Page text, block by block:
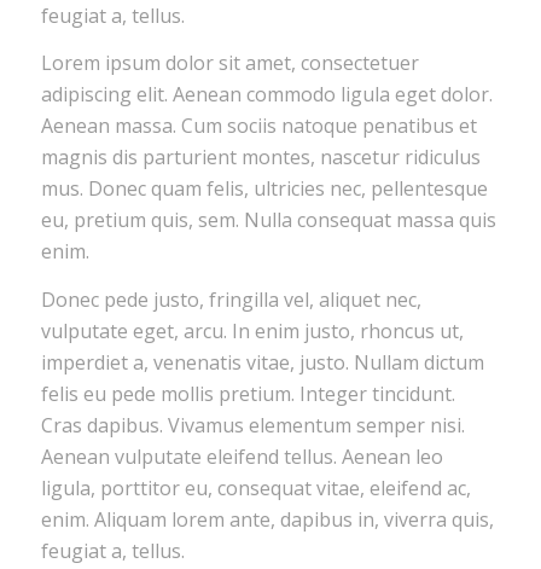
feugiat a, tellus.
Lorem ipsum dolor sit amet, consectetuer
adipiscing elit. Aenean commodo ligula eget dolor.
Aenean massa. Cum sociis natoque penatibus et
magnis dis parturient montes, nascetur ridiculus
mus. Donec quam felis, ultricies nec, pellentesque
eu, pretium quis, sem. Nulla consequat massa quis
enim.
Donec pede justo, fringilla vel, aliquet nec,
vulputate eget, arcu. In enim justo, rhoncus ut,
imperdiet a, venenatis vitae, justo. Nullam dictum
felis eu pede mollis pretium. Integer tincidunt.
Cras dapibus. Vivamus elementum semper nisi.
Aenean vulputate eleifend tellus. Aenean leo
ligula, porttitor eu, consequat vitae, eleifend ac,
enim. Aliquam lorem ante, dapibus in, viverra quis,
feugiat a, tellus.